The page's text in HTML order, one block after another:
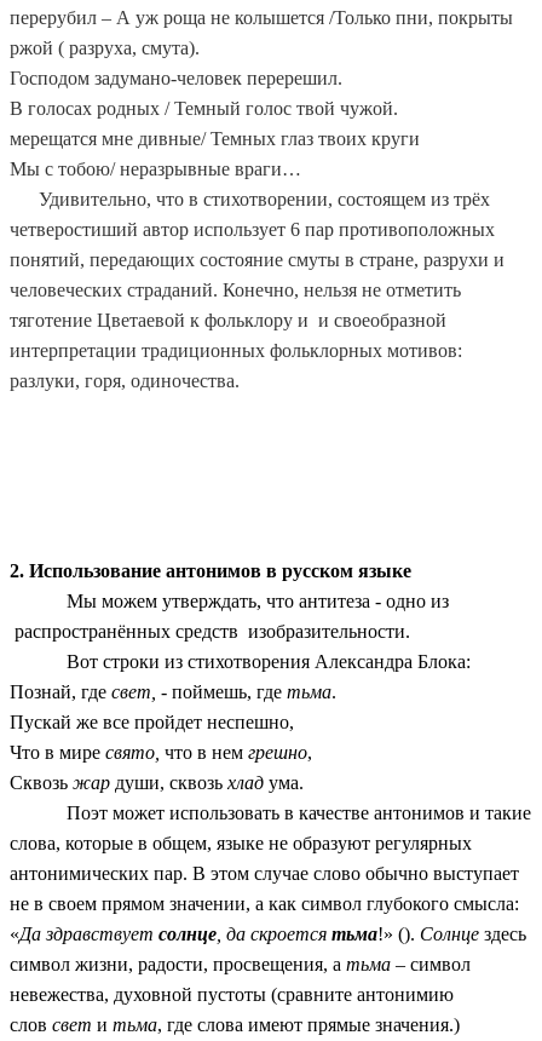
перерубил – А уж роща не колышется /Только пни, покрыты
ржой ( разруха, смута).
Господом задумано-человек перерешил.
В голосах родных / Темный голос твой чужой.
мерещатся мне дивные/ Темных глаз твоих круги
Мы с тобою/ неразрывные враги…
Удивительно, что в стихотворении, состоящем из трёх
четверостиший автор использует 6 пар противоположных
понятий, передающих состояние смуты в стране, разрухи и
человеческих страданий. Конечно, нельзя не отметить
тяготение Цветаевой к фольклору и и своеобразной
интерпретации традиционных фольклорных мотивов:
разлуки, горя, одиночества.
2. Использование антонимов в русском языке
Мы можем утверждать, что антитеза - одно из
распространённых средств изобразительности.
Вот строки из стихотворения Александра Блока:
Познай, где свет, - поймешь, где тьма.
Пускай же все пройдет неспешно,
Что в мире свято, что в нем грешно,
Сквозь жар души, сквозь хлад ума.
Поэт может использовать в качестве антонимов и такие
слова, которые в общем, языке не образуют регулярных
антонимических пар. В этом случае слово обычно выступает
не в своем прямом значении, а как символ глубокого смысла:
«Да здравствует солнце , да скроется тьма!» (). Солнце здесь
символ жизни, радости, просвещения, а тьма – символ
невежества, духовной пустоты (сравните антонимию
слов свет и тьма, где слова имеют прямые значения.)